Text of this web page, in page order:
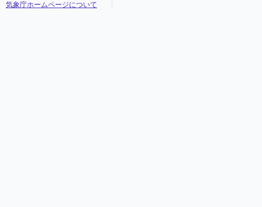
気象庁ホームページについて